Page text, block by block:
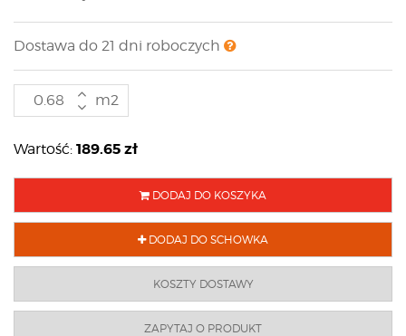
Dostawa do 21 dni roboczych
m2
Wartość: 189.65zł
DODAJ DO KOSZYKA
DODAJ DO SCHOWKA
KOSZTY DOSTAWY
ZAPYTAJ O PRODUKT